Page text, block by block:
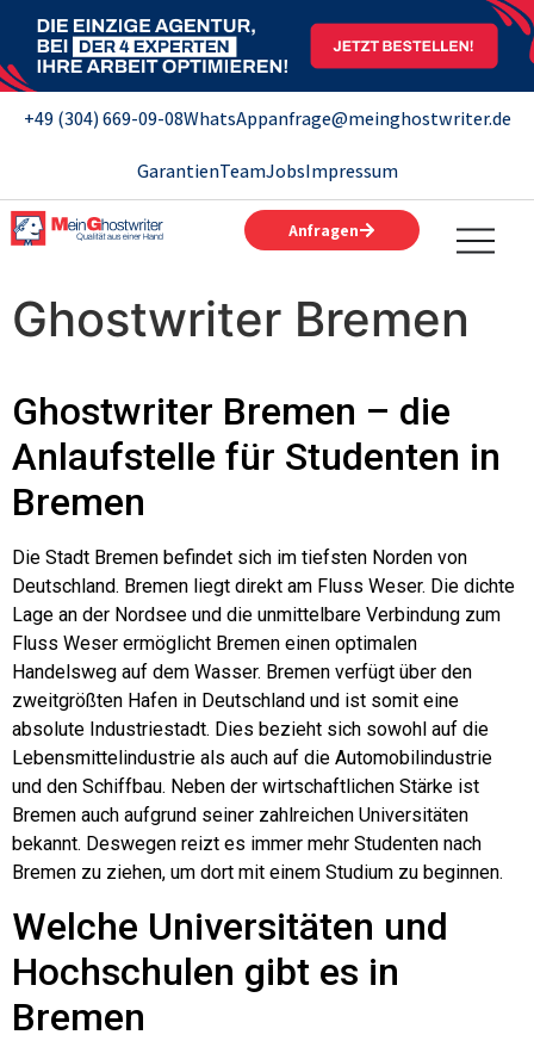
+49 (304) 669-09-08WhatsAppanfrage@meinghostwriter.de
GarantienTeamJobsImpressum
Anfragen
Ghostwriter Bremen
Ghostwriter Bremen – die
Anlaufstelle für Studenten in
Bremen
Die Stadt Bremen befindet sich im tiefsten Norden von
Deutschland. Bremen liegt direkt am Fluss Weser. Die dichte
Lage an der Nordsee und die unmittelbare Verbindung zum
Fluss Weser ermöglicht Bremen einen optimalen
Handelsweg auf dem Wasser. Bremen verfügt über den
zweitgrößten Hafen in Deutschland und ist somit eine
absolute Industriestadt. Dies bezieht sich sowohl auf die
Lebensmittelindustrie als auch auf die Automobilindustrie
und den Schiffbau. Neben der wirtschaftlichen Stärke ist
Bremen auch aufgrund seiner zahlreichen Universitäten
bekannt. Deswegen reizt es immer mehr Studenten nach
Bremen zu ziehen, um dort mit einem Studium zu beginnen.
Welche Universitäten und
Hochschulen gibt es in
Bremen